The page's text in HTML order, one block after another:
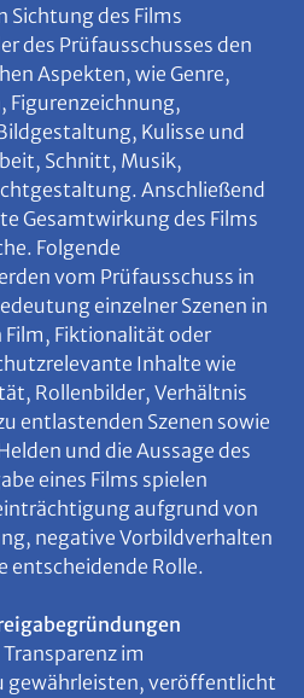
Sichtung des Films
des Prüfausschusses den
Aspekten, wie Genre,
Figurenzeichnung,
Kulisse und
Schnitt, Musik,
Anschließend
Gesamtwirkung des Films
Folgende
vom Prüfausschuss in
einzelner Szenen in
Fiktionalität oder
Inhalte wie
Rollenbilder, Verhältnis
entlastenden Szenen sowie
und die Aussage des
eines Films spielen
aufgrund von
negative Vorbildverhalten
entscheidende Rolle.
im
gewährleisten, veröffentlicht